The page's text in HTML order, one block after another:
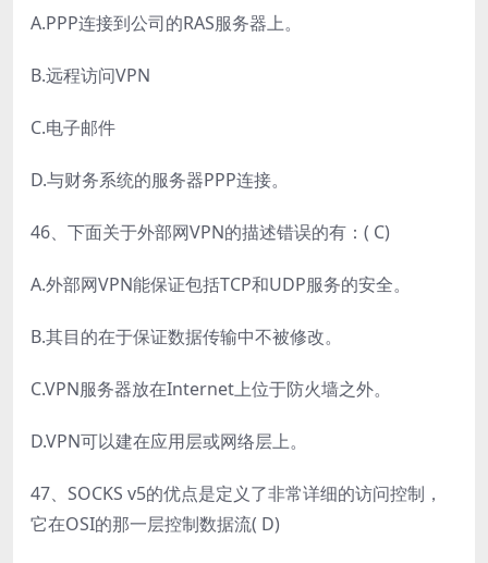
A.PPP连接到公司的RAS服务器上。
B.远程访问VPN
C.电子邮件
D.与财务系统的服务器PPP连接。
46、下面关于外部网VPN的描述错误的有：( C)
A.外部网VPN能保证包括TCP和UDP服务的安全。
B.其目的在于保证数据传输中不被修改。
C.VPN服务器放在Internet上位于防火墙之外。
D.VPN可以建在应用层或网络层上。
47、SOCKS v5的优点是定义了非常详细的访问控制，
它在OSI的那一层控制数据流( D)